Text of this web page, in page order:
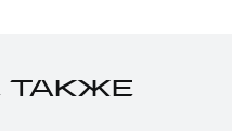
ТАКЖЕ